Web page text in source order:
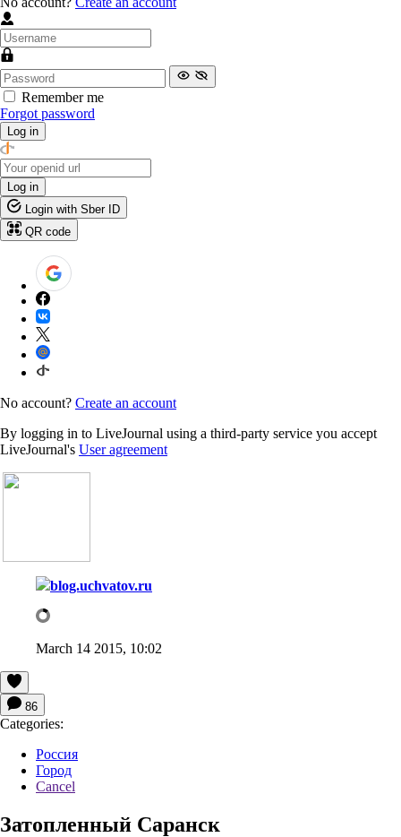
Remember me
Forgot password
Log in
Log in
Login with Sber ID
QR code
No account? Create an account
By logging in to LiveJournal using a third-party service you accept
LiveJournal's User agreement
blog.uchvatov.ru
March 14 2015, 10:02
86
Categories:
Россия
Город
Cancel
Затопленный Саранск